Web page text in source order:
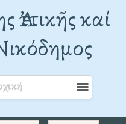
Ἀττικῆς καί